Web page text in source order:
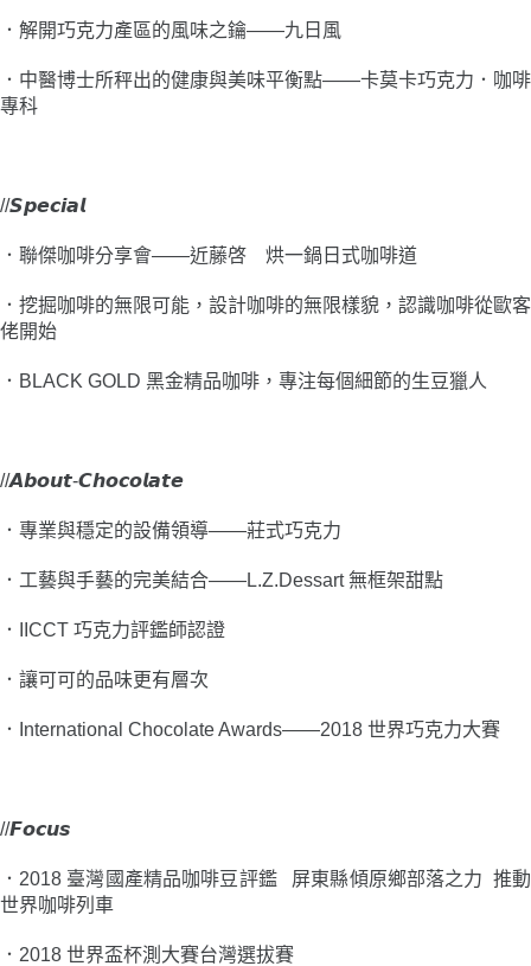
． 解開巧克力產區的風味之鑰――九日風
． 中醫博士所秤出的健康與美味平衡點――卡莫卡巧克力．咖啡
專科
//𝙎𝙥𝙚𝙘𝙞𝙖𝙡
．聯傑咖啡分享會――近藤啓 烘一鍋日式咖啡道
． 挖掘咖啡的無限可能，設計咖啡的無限樣貌，認識咖啡從歐客
佬開始
． BLACK GOLD 黑金精品咖啡，專注每個細節的生豆獵人
//𝘼𝙗𝙤𝙪𝙩-𝘾𝙝𝙤𝙘𝙤𝙡𝙖𝙩𝙚
．專業與穩定的設備領導――莊式巧克力
．工藝與手藝的完美結合――L.Z.Dessart 無框架甜點
． IICCT 巧克力評鑑師認證
． 讓可可的品味更有層次
．International Chocolate Awards――2018 世界巧克力大賽
//𝙁𝙤𝙘𝙪𝙨
． 2018 臺灣國產精品咖啡豆評鑑 屏東縣傾原鄉部落之力 推動
世界咖啡列車
． 2018 世界盃杯測大賽台灣選拔賽